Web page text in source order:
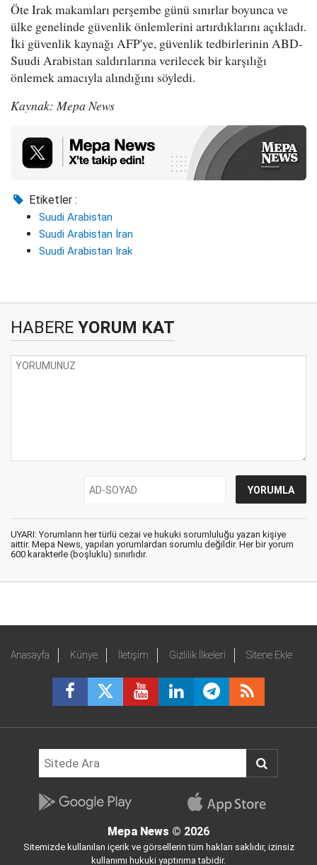
Öte Irak makamları perşembe günü sınırlar boyunca ve
ülke genelinde güvenlik önlemlerini artırdıklarını açıkladı.
İki güvenlik kaynağı AFP'ye, güvenlik tedbirlerinin ABD-
Suudi Arabistan saldırılarına verilecek bir karşılığı
önlemek amacıyla alındığını söyledi.
Kaynak: Mepa News
Etiketler :
Suudi Arabistan
Suudi Arabistan İran
Suudi Arabistan Irak
HABERE YORUM KAT
UYARI: Yorumların her türlü cezai ve hukuki sorumluluğu yazan kişiye
aittir. Mepa News, yapılan yorumlardan sorumlu değildir. Her bir yorum
600 karakterle (boşluklu) sınırlıdır.
Anasayfa Künye İletişim Gizlilik İlkeleri Sitene Ekle
Mepa News © 2026
Sitemizde kullanılan içerik ve görsellerin tüm hakları saklıdır, izinsiz
kullanımı hukuki yaptırıma tabidir.